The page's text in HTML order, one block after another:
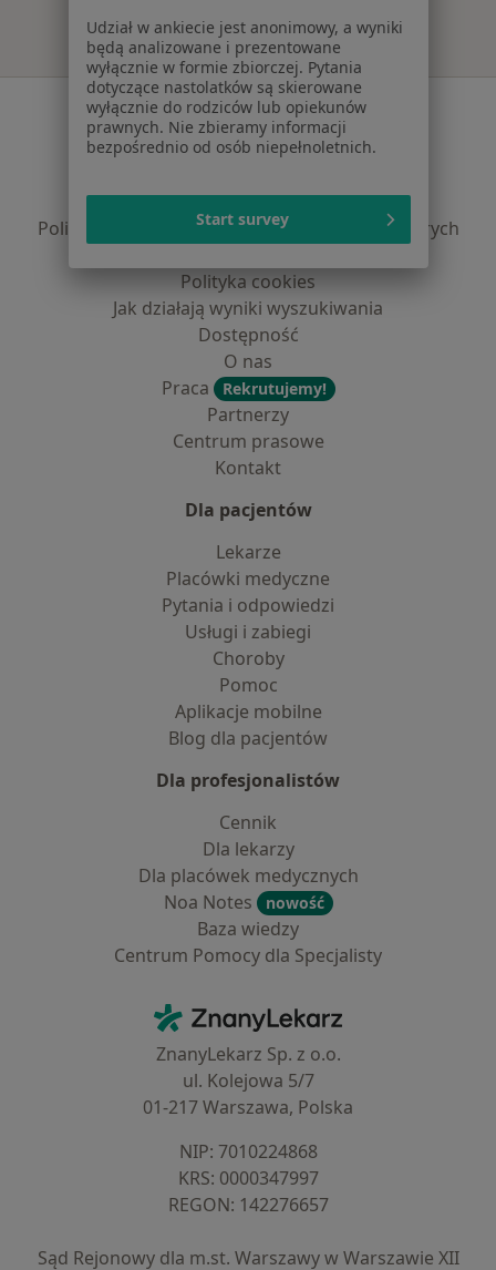
Serwis
Regulamin
Polityka prywatności profesjonalistów
Polityka prywatności dla profesjonalistów, których
Polityka cookies
Jak działają wyniki wyszukiwania
Dostępność
O nas
Praca
Rekrutujemy!
Partnerzy
Centrum prasowe
Kontakt
Dla pacjentów
Lekarze
Placówki medyczne
Pytania i odpowiedzi
Usługi i zabiegi
Choroby
Pomoc
Aplikacje mobilne
Blog dla pacjentów
Dla profesjonalistów
Cennik
Dla lekarzy
Dla placówek medycznych
Noa Notes
nowość
Baza wiedzy
Centrum Pomocy dla Specjalisty
ZnanyLekarz - Strona główna
ZnanyLekarz Sp. z o.o.
ul. Kolejowa 5/7
01-217 Warszawa, Polska
NIP: ⁠7010224868
KRS: ⁠0000347997
REGON: ⁠142276657
Sąd Rejonowy dla m.st. Warszawy w Warszawie XII
Udział w ankiecie jest anonimowy, a wyniki
będą analizowane i prezentowane
wyłącznie w formie zbiorczej. Pytania
dotyczące nastolatków są skierowane
wyłącznie do rodziców lub opiekunów
prawnych. Nie zbieramy informacji
bezpośrednio od osób niepełnoletnich.
Start survey